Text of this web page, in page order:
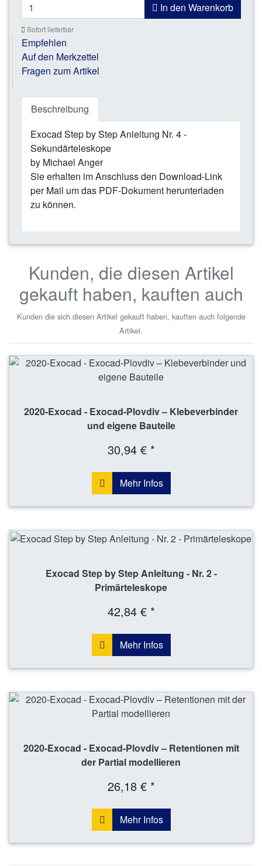
In den Warenkorb
Sofort lieferbar
Empfehlen
Auf den Merkzettel
Fragen zum Artikel
Beschreibung
Exocad Step by Step Anleitung Nr. 4 -
Sekundärteleskope
by Michael Anger
Sie erhalten im Anschluss den Download-Link
per Mail um das PDF-Dokument herunterladen
zu können.
Kunden, die diesen Artikel
gekauft haben, kauften auch
Kunden die sich diesen Artikel gekauft haben, kauften auch folgende
Artikel.
2020-Exocad - Exocad-Plovdiv – Klebeverbinder
und eigene Bauteile
30,94 € *
Mehr Infos
Exocad Step by Step Anleitung - Nr. 2 -
Primärteleskope
42,84 € *
Mehr Infos
2020-Exocad - Exocad-Plovdiv – Retentionen mit
der Partial modellieren
26,18 € *
Mehr Infos